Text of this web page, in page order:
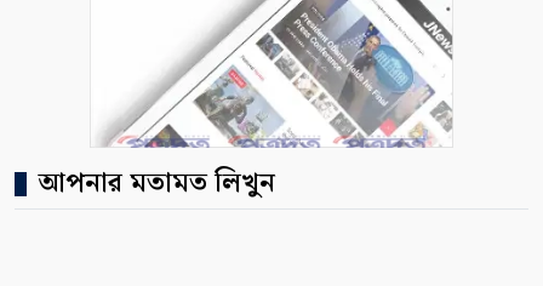
আপনার মতামত লিখুন